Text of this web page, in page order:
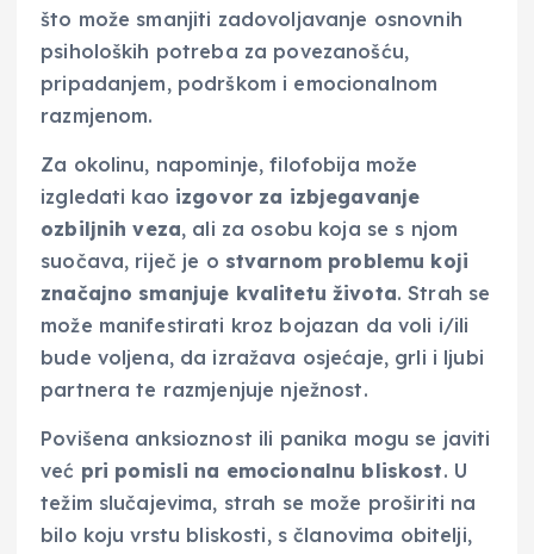
što može smanjiti zadovoljavanje osnovnih
psiholoških potreba za povezanošću,
pripadanjem, podrškom i emocionalnom
razmjenom.
Za okolinu, napominje, filofobija može
izgledati kao izgovor za izbjegavanje
ozbiljnih veza, ali za osobu koja se s njom
suočava, riječ je o stvarnom problemu koji
značajno smanjuje kvalitetu života. Strah se
može manifestirati kroz bojazan da voli i/ili
bude voljena, da izražava osjećaje, grli i ljubi
partnera te razmjenjuje nježnost.
Povišena anksioznost ili panika mogu se javiti
već pri pomisli na emocionalnu bliskost. U
težim slučajevima, strah se može proširiti na
bilo koju vrstu bliskosti, s članovima obitelji,